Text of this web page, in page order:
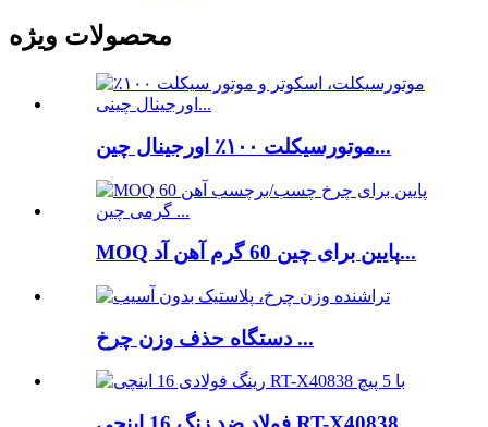
محصولات ویژه
موتورسیکلت ۱۰۰٪ اورجینال چین...
MOQ پایین برای چین 60 گرم آهن آد...
دستگاه حذف وزن چرخ ...